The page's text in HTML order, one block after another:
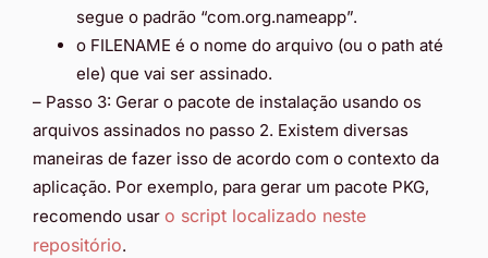
segue o padrão “com.org.nameapp”.
o FILENAME é o nome do arquivo (ou o path até
ele) que vai ser assinado.
– Passo 3: Gerar o pacote de instalação usando os
arquivos assinados no passo 2. Existem diversas
maneiras de fazer isso de acordo com o contexto da
aplicação. Por exemplo, para gerar um pacote PKG,
recomendo usar o script localizado neste
repositório.